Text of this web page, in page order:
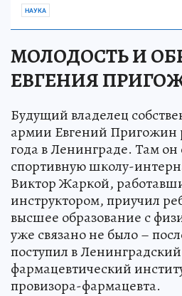
НАУКА
МОЛОДОСТЬ И
ЕВГЕНИЯ
Будущий владелец
армии Евгений Пригожин
года в Ленинграде. Там он
спортивную школу-
Виктор Жаркой,
инструктором, приучил
высшее образование с
уже связано не было –
поступил в
фармацевтический
провизора-фармацевта.